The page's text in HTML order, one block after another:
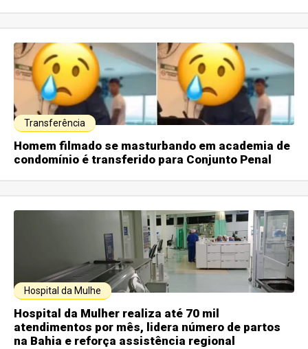
Transferência
Homem filmado se masturbando em academia de
condomínio é transferido para Conjunto Penal
Hospital da Mulhe
Hospital da Mulher realiza até 70 mil
atendimentos por mês, lidera número de partos
na Bahia e reforça assistência regional